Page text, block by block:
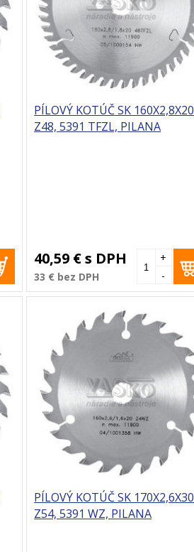
PÍLOVÝ KOTÚČ SK 160X2,8X20
Z48, 5391 TFZL, PILANA
40,59 €s DPH
33 € bez DPH -
+
PÍLOVÝ KOTÚČ SK 170X2,6X30
Z54, 5391 WZ, PILANA